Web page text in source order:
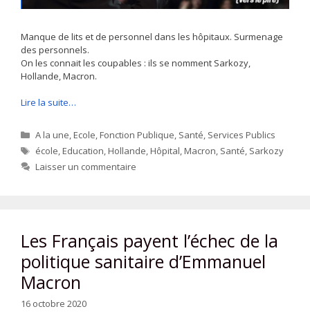
Manque de lits et de personnel dans les hôpitaux. Surmenage
des personnels.
On les connait les coupables : ils se nomment Sarkozy,
Hollande, Macron.
Lire la suite…
Catégories
A la une,Ecole,Fonction Publique, Santé, Services Publics
Étiquettes
école,Education,Hollande,Hôpital,Macron, Santé, Sarkozy
Laisser un commentaire
Les Français payent l’échec de la
politique sanitaire d’Emmanuel
Macron
16 octobre 2020